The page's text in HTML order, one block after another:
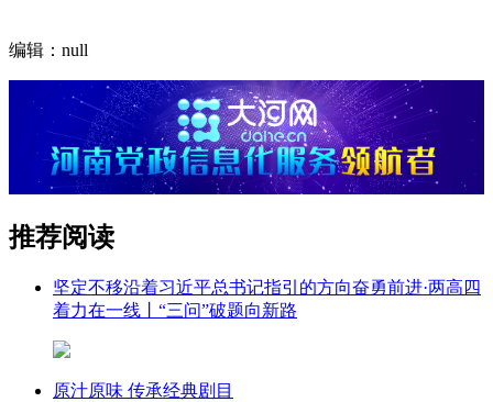
编辑：null
推荐阅读
坚定不移沿着习近平总书记指引的方向奋勇前进·两高四
着力在一线丨“三问”破题向新路
原汁原味 传承经典剧目